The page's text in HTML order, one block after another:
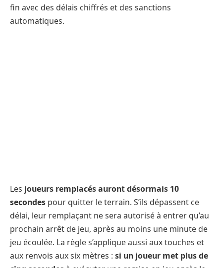
fin avec des délais chiffrés et des sanctions
automatiques.
Les joueurs remplacés auront désormais 10
secondes pour quitter le terrain. S’ils dépassent ce
délai, leur remplaçant ne sera autorisé à entrer qu’au
prochain arrêt de jeu, après au moins une minute de
jeu écoulée. La règle s’applique aussi aux touches et
aux renvois aux six mètres : si un joueur met plus de